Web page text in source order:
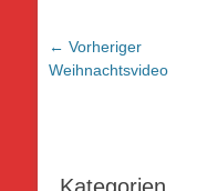
← Vorheriger
Vorheriger
Weihnachtsvideo